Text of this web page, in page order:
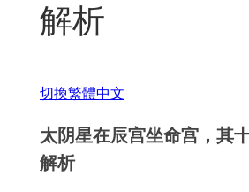
解析
切換繁體中文
太阴星在辰宫坐命宫，其
解析